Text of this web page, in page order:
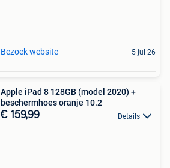
Bezoek website 5 jul 26
Apple iPad 8 128GB (model 2020) +
beschermhoes oranje 10.2
€ 159,99 Details